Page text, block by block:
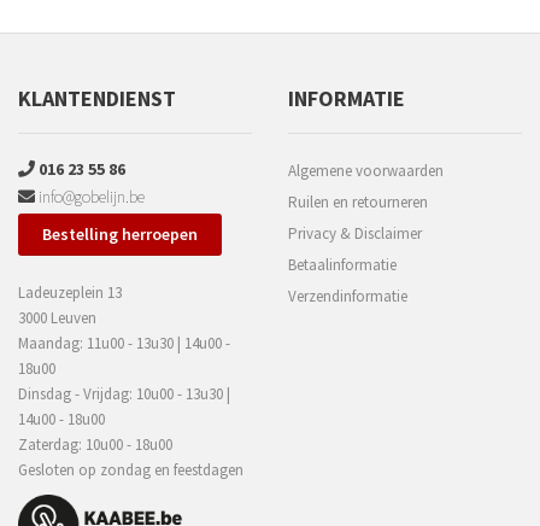
KLANTENDIENST
016 23 55 86
info@gobelijn.be
Bestelling herroepen
Ladeuzeplein 13
3000 Leuven
Maandag: 11u00 - 13u30 | 14u00 -
18u00
Dinsdag - Vrijdag: 10u00 - 13u30 |
14u00 - 18u00
Zaterdag: 10u00 - 18u00
Gesloten op zondag en feestdagen
INFORMATIE
Algemene voorwaarden
Ruilen en retourneren
Privacy & Disclaimer
Betaalinformatie
Verzendinformatie